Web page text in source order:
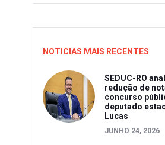
NOTICIAS MAIS RECENTES
SEDUC-RO
redução de
concurso
deputado
Lucas
JUNHO 24, 2026